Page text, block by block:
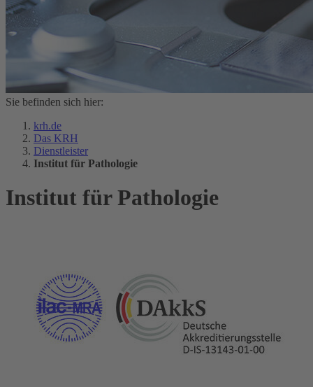
Sie befinden sich hier:
krh.de
Das KRH
Dienstleister
Institut für Pathologie
Institut für Pathologie